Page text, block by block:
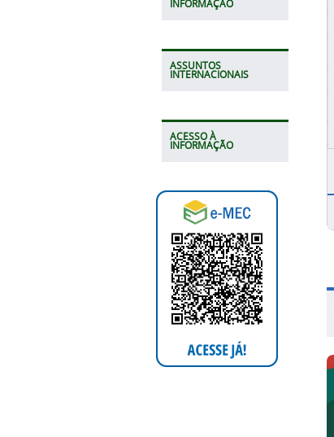
INFORMAÇÃO
ASSUNTOS
INTERNACIONAIS
ACESSO À
INFORMAÇÃO